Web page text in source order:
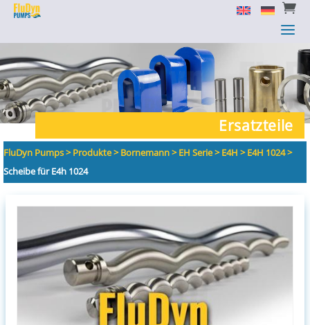

a

a
Ersatzteile
FluDyn Pumps>Produkte>Bornemann>EH Serie>E4H >E4H 1024>
Scheibe für E4h 1024